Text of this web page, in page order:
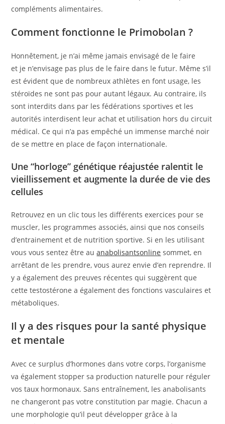
compléments alimentaires.
Comment fonctionne le Primobolan ?
Honnêtement, je n’ai même jamais envisagé de le faire
et je n’envisage pas plus de le faire dans le futur. Même s’il
est évident que de nombreux athlètes en font usage, les
stéroïdes ne sont pas pour autant légaux. Au contraire, ils
sont interdits dans par les fédérations sportives et les
autorités interdisent leur achat et utilisation hors du circuit
médical. Ce qui n’a pas empêché un immense marché noir
de se mettre en place de façon internationale.
Une “horloge” génétique réajustée ralentit le
vieillissement et augmente la durée de vie des
cellules
Retrouvez en un clic tous les différents exercices pour se
muscler, les programmes associés, ainsi que nos conseils
d’entrainement et de nutrition sportive. Si en les utilisant
vous vous sentez être auanabolisantsonline sommet, en
arrêtant de les prendre, vous aurez envie d’en reprendre. Il
y a également des preuves récentes qui suggèrent que
cette testostérone a également des fonctions vasculaires et
métaboliques.
Il y a des risques pour la santé physique
et mentale
Avec ce surplus d’hormones dans votre corps, l’organisme
va également stopper sa production naturelle pour réguler
vos taux hormonaux. Sans entraînement, les anabolisants
ne changeront pas votre constitution par magie. Chacun a
une morphologie qu’il peut développer grâce à la